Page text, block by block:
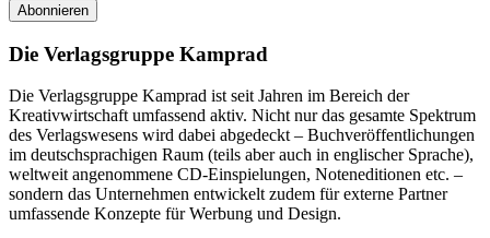
Abonnieren
Die Verlagsgruppe Kamprad
Die Verlagsgruppe Kamprad ist seit Jahren im Bereich der
Kreativwirtschaft umfassend aktiv. Nicht nur das gesamte Spektrum
des Verlagswesens wird dabei abgedeckt – Buchveröffentlichungen
im deutschsprachigen Raum (teils aber auch in englischer Sprache),
weltweit angenommene CD-Einspielungen, Noteneditionen etc. –
sondern das Unternehmen entwickelt zudem für externe Partner
umfassende Konzepte für Werbung und Design.